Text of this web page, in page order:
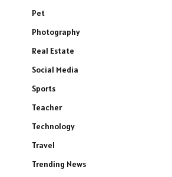
Pet
Photography
Real Estate
Social Media
Sports
Teacher
Technology
Travel
Trending News